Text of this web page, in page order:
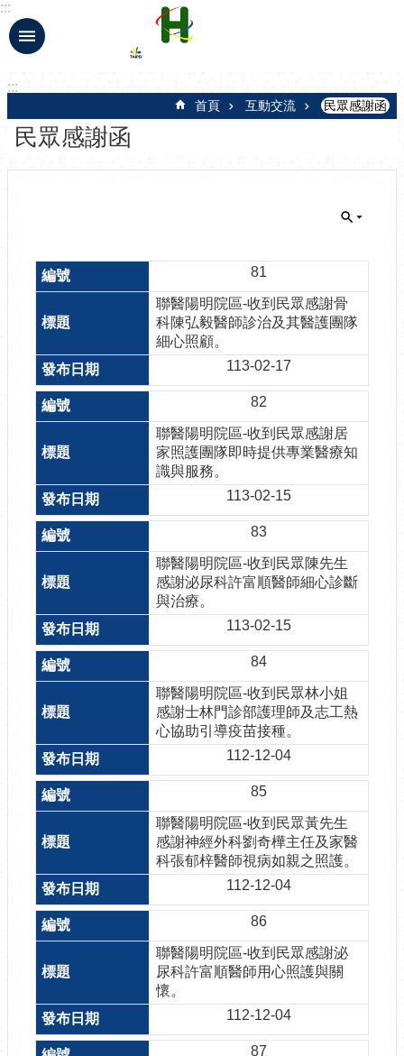
跳到主要內容區塊
:::
:::
首頁 互動交流 民眾感謝函
民眾感謝函
81
聯醫陽明院區-收到民眾感謝骨
科陳弘毅醫師診治及其醫護團隊
細心照顧。
113-02-17
82
聯醫陽明院區-收到民眾感謝居
家照護團隊即時提供專業醫療知
識與服務。
113-02-15
83
聯醫陽明院區-收到民眾陳先生
感謝泌尿科許富順醫師細心診斷
與治療。
113-02-15
84
聯醫陽明院區-收到民眾林小姐
感謝士林門診部護理師及志工熱
心協助引導疫苗接種。
112-12-04
85
聯醫陽明院區-收到民眾黃先生
感謝神經外科劉奇樺主任及家醫
科張郁梓醫師視病如親之照護。
112-12-04
86
聯醫陽明院區-收到民眾感謝泌
尿科許富順醫師用心照護與關
懷。
112-12-04
87